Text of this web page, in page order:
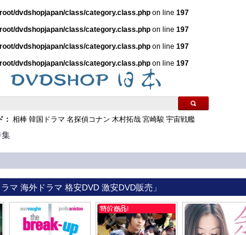
dvdshopjapan/class/category.class.php on line 197
dvdshopjapan/class/category.class.php on line 197
dvdshopjapan/class/category.class.php on line 197
dvdshopjapan/class/category.class.php on line 197
： 相棒 韓国ドラマ 名探偵コナン 木村拓哉 宮崎駿 宇宙戦艦
集
マ 海外ドラマ 格安DVD 激安DVD販売」